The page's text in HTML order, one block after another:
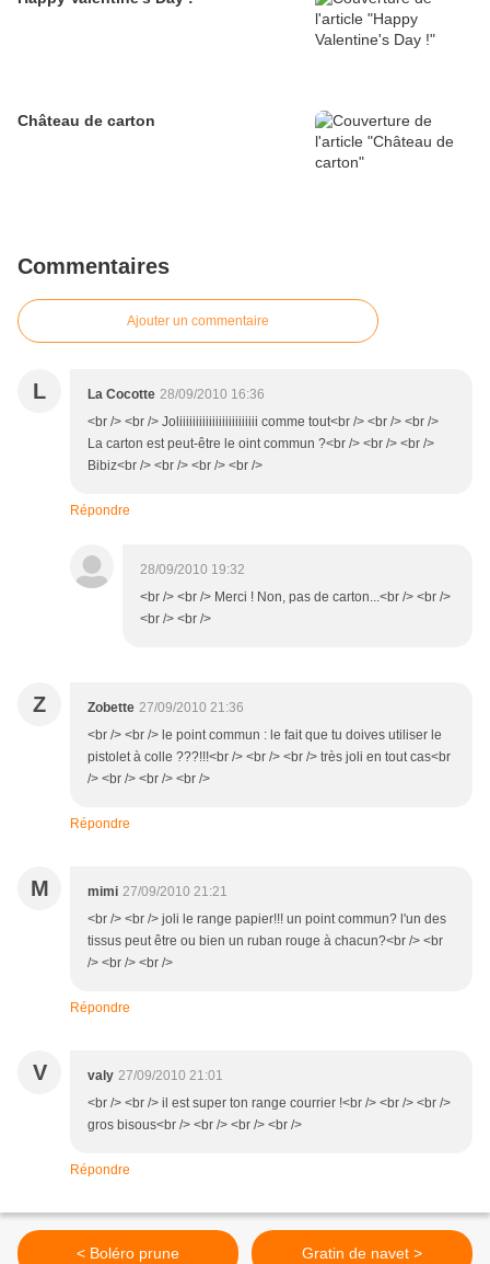
Château de carton
Commentaires
Ajouter un commentaire
L La Cocotte 28/09/2010 16:36
<br /> <br /> Joliiiiiiiiiiiiiiiiiiiiiiii comme tout<br /> <br /> <br />
La carton est peut-être le oint commun ?<br /> <br /> <br />
Bibiz<br /> <br /> <br /> <br />
Répondre
28/09/2010 19:32
<br /> <br /> Merci ! Non, pas de carton...<br /> <br />
<br /> <br />
Z Zobette 27/09/2010 21:36
<br /> <br /> le point commun : le fait que tu doives utiliser le
pistolet à colle ???!!!<br /> <br /> <br /> très joli en tout cas<br
/> <br /> <br /> <br />
Répondre
M mimi 27/09/2010 21:21
<br /> <br /> joli le range papier!!! un point commun? l'un des
tissus peut être ou bien un ruban rouge à chacun?<br /> <br
/> <br /> <br />
Répondre
V valy 27/09/2010 21:01
<br /> <br /> il est super ton range courrier !<br /> <br /> <br />
gros bisous<br /> <br /> <br /> <br />
Répondre
< Boléro prune Gratin de navet >